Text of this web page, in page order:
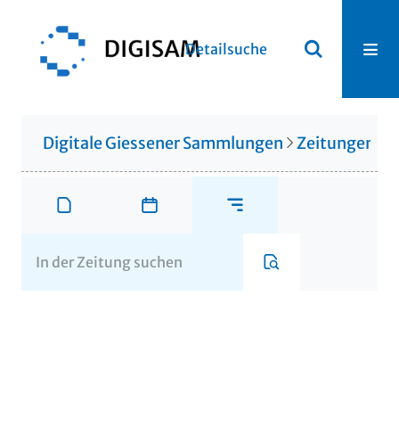
Detailsuche
Digitale Giessener Sammlungen Zeitungen